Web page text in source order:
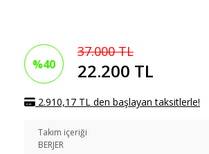
%40
37.000 TL
22.200 TL
2.910,17 TL den başlayan taksitlerle!
Takım içeriği
BERJER